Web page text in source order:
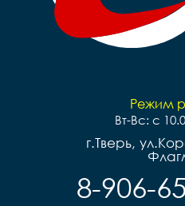
Режим
Вт-Вс: с
г.Тверь,
8-906-